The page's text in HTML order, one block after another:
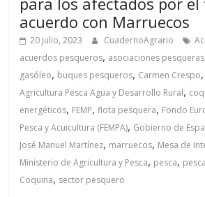
acuerdo con Marruecos
20 julio, 2023 CuadernoAgrario
acuerdos pesqueros, asociaciones pesqueras
gasóleo, buques pesqueros, Carmen Crespo,
Agricultura Pesca Agua y Desarrollo Rural,
energéticos, FEMP,flota pesquera, Fondo
Pesca y Acuicultura (FEMPA), Gobierno de
José Manuel Martínez, marruecos, Mesa de
Ministerio de Agricultura y Pesca, pesca,
Coquina, sector pesquero